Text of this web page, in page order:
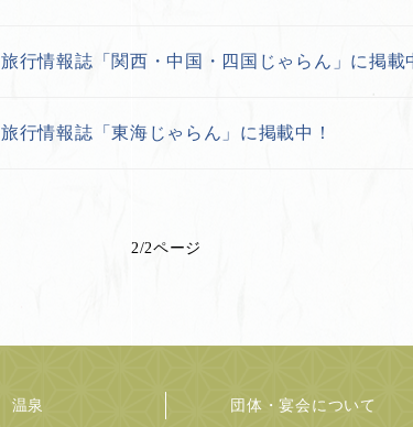
旅行情報誌「関西・中国・四国じゃらん」に掲載
旅行情報誌「東海じゃらん」に掲載中！
2/2ページ
温泉 団体・宴会について